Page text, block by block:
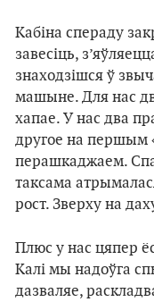
Кабіна спераду
завесіць,
знаходзішся ў
машыне. Для нас
хапае. У нас два
другое на першым
перашкаджаем.
таксама
рост. Зверху на
Плюс у нас цяпер
Калі мы надоўга
дазваляе,